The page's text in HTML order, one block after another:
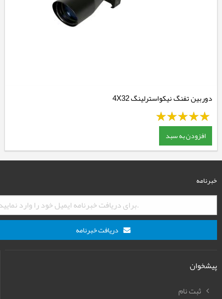
دوربین تفنگ نیکواسترلینگ 4X32
افزودن به سبد
خبرنامه
دریافت خبرنامه
پیشخوان
ثبت نام